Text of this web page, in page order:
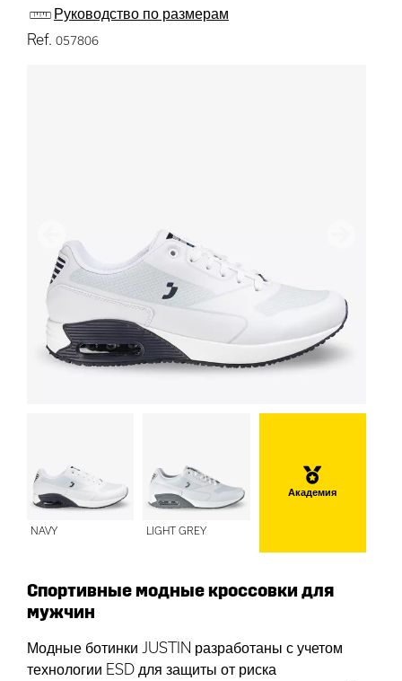
Руководство по размерам
Ref. 057806
Предыдущий
NAVY LIGHT GREY
Академия
Спортивные модные кроссовки для
мужчин
Модные ботинки JUSTIN разработаны с учетом
технологии ESD для защиты от риска